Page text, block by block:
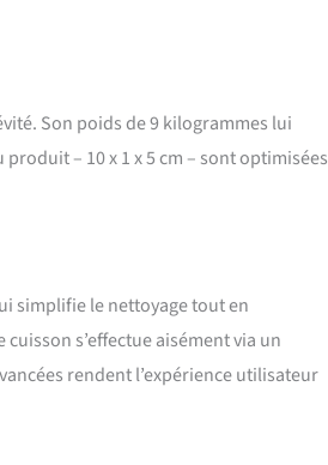
Son poids de 9 kilogrammes lui
– 10 x 1 x 5 cm – sont optimisées
simplifie le nettoyage tout en
s’effectue aisément via un
rendent l’expérience utilisateur